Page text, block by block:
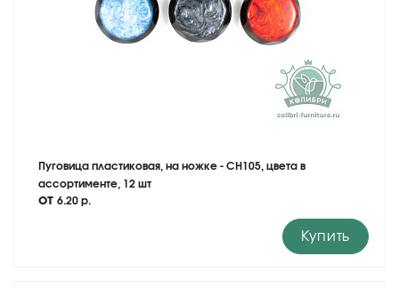
Пуговица пластиковая, на ножке - CH105, цвета в
ассортименте, 12 шт
от 6.20 р.
Купить